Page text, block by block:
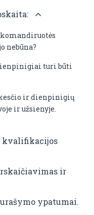
nebūna?
turi būti
ir dienpinigių
ir užsienyje.
kvalifikacijos
ir
ypatumai.